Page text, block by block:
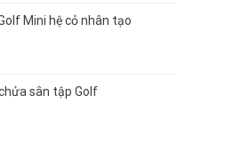
Mini hệ cỏ nhân tạo
sân tập Golf